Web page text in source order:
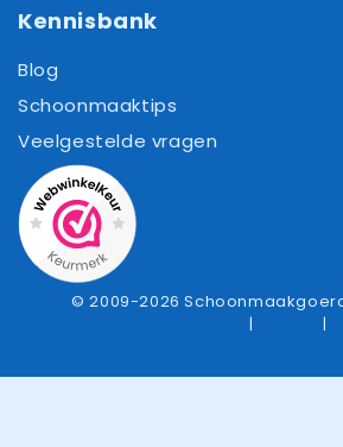
Kennisbank
Blog
Schoonmaaktips
Veelgestelde vragen
© 2009-2026
| |